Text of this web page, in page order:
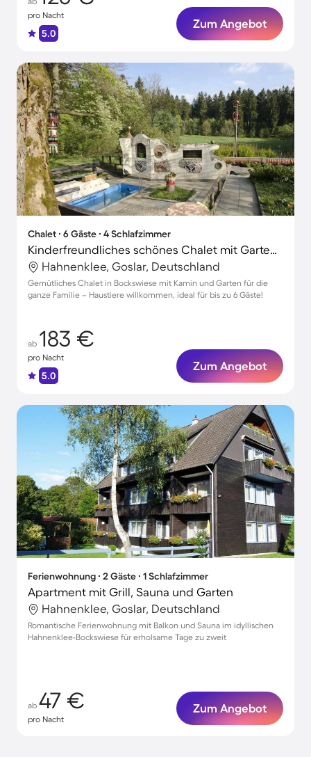
pro Nacht
5.0
Zum Angebot
Chalet ∙ 6 Gäste ∙ 4 Schlafzimmer
Kinderfreundliches schönes Chalet mit Garten und Grill | Haustiere erlaubt
Hahnenklee, Goslar, Deutschland
Gemütliches Chalet in Bockswiese mit Kamin und Garten für die
ganze Familie – Haustiere willkommen, ideal für bis zu 6 Gäste!
ab 183 €
pro Nacht
5.0
Zum Angebot
Ferienwohnung ∙ 2 Gäste ∙ 1 Schlafzimmer
Apartment mit Grill, Sauna und Garten
Hahnenklee, Goslar, Deutschland
Romantische Ferienwohnung mit Balkon und Sauna im idyllischen
Hahnenklee-Bockswiese für erholsame Tage zu zweit
ab 47 €
pro Nacht
Zum Angebot